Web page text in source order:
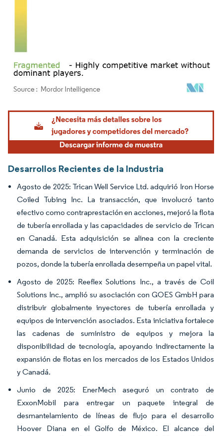
Imagen © Mordor Intelligence. El uso requiere atribución según CC BY 4.0.
Desarrollos Recientes de la Industria
Agosto de 2025: Trican Well Service Ltd. adquirió Iron Horse
Coiled Tubing Inc. La transacción, que involucró tanto
efectivo como contraprestación en acciones, mejoró la flota
de tubería enrollada y las capacidades de servicio de Trican
en Canadá. Esta adquisición se alinea con la creciente
demanda de servicios de intervención y terminación de
pozos, donde la tubería enrollada desempeña un papel vital.
Agosto de 2025: Reeflex Solutions Inc., a través de Coil
Solutions Inc., amplió su asociación con GOES GmbH para
distribuir globalmente inyectores de tubería enrollada y
equipos de intervención asociados. Esta iniciativa fortalece
las cadenas de suministro de equipos y mejora la
disponibilidad de tecnología, apoyando indirectamente la
expansión de flotas en los mercados de los Estados Unidos
y Canadá.
Junio de 2025: EnerMech aseguró un contrato de
ExxonMobil para entregar un paquete integral de
desmantelamiento de líneas de flujo para el desarrollo
Hoover Diana en el Golfo de México. El alcance del